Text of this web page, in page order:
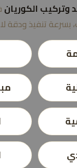
وتركيب الكوريان
تنفيذ ودقة لا